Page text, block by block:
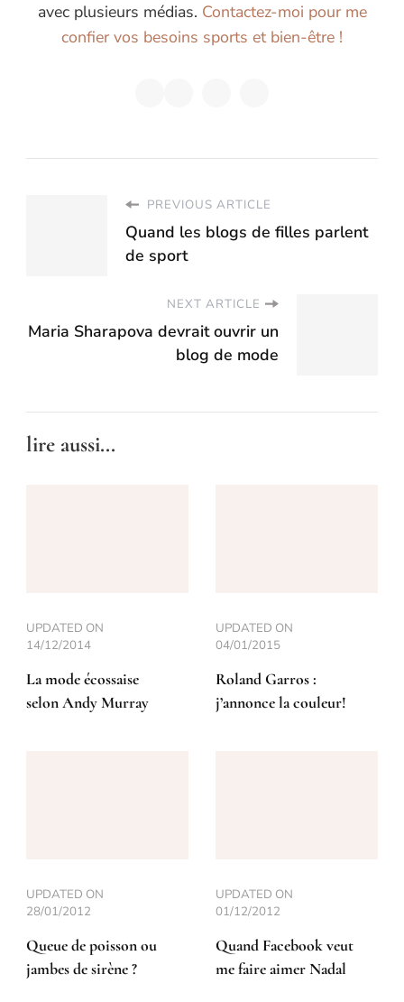
avec plusieurs médias. Contactez-moi pour me
confier vos besoins sports et bien-être !
PREVIOUS ARTICLE
Quand les blogs de filles parlent
de sport
NEXT ARTICLE
Maria Sharapova devrait ouvrir un
blog de mode
lire aussi...
UPDATED ON
14/12/2014
La mode écossaise
selon Andy Murray
UPDATED ON
04/01/2015
Roland Garros :
j’annonce la couleur!
UPDATED ON
28/01/2012
Queue de poisson ou
jambes de sirène ?
UPDATED ON
01/12/2012
Quand Facebook veut
me faire aimer Nadal